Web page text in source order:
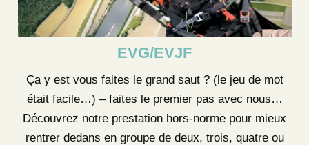
EVG/EVJF
Ça y est vous faites le grand saut ? (le jeu de mot
était facile…) – faites le premier pas avec nous…
Découvrez notre prestation hors-norme pour mieux
rentrer dedans en groupe de deux, trois, quatre ou